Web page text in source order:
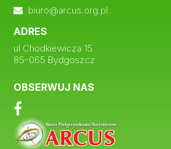
biuro@arcus.org.pl
ADRES
ul Chodkiewicza 15
85-065 Bydgoszcz
OBSERWUJ NAS